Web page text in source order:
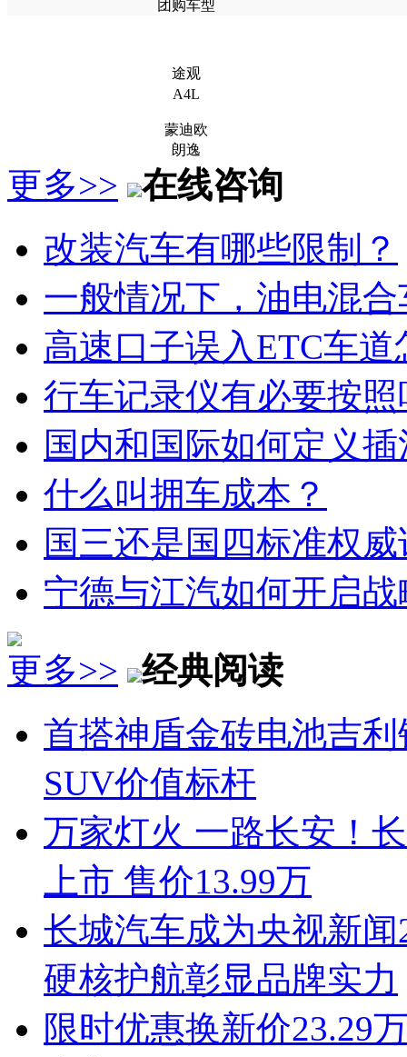
团购车型
途观
A4L
蒙迪欧
朗逸
更多>>
在线咨询
改装汽车有哪些限制？
一般情况下，油电混
高速口子误入ETC车道
行车记录仪有必要按照
国内和国际如何定义
什么叫拥车成本？
国三还是国四标准权
宁德与江汽如何开启
更多>>
经典阅读
首搭神盾金砖电池吉
SUV价值标杆
万家灯火 一路长安！
上市 售价13.99万
长城汽车成为央视新
硬核护航彰显品牌实力
限时优惠换新价23.29